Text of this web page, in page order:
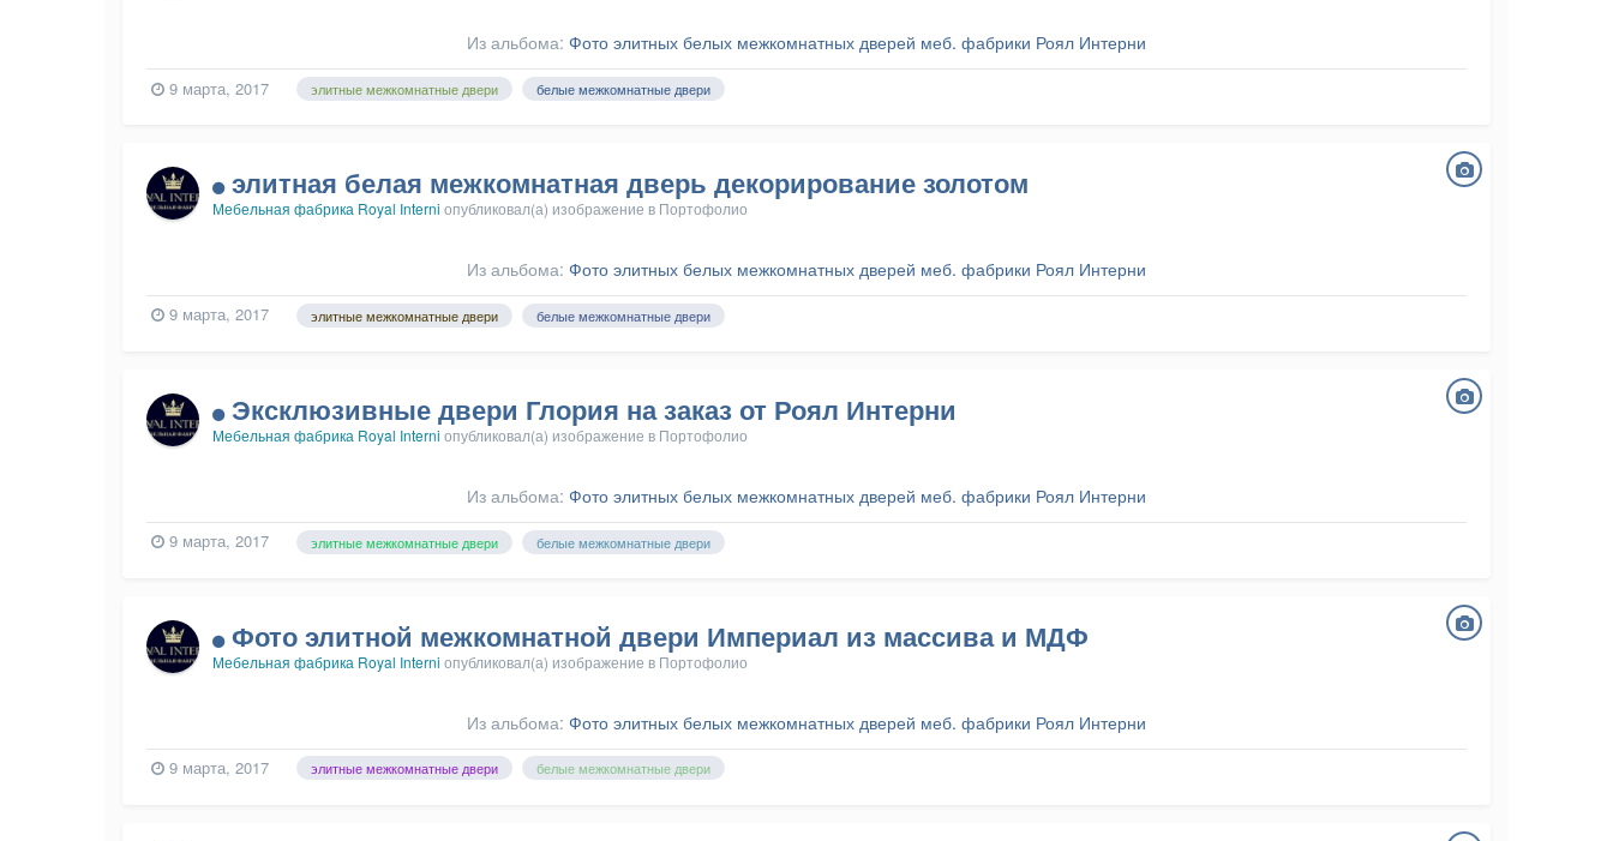
Из альбома: Фото элитных белых межкомнатных дверей меб. фабрики Роял Интерни
9 марта, 2017 элитные межкомнатные двери белые межкомнатные двери
элитная белая межкомнатная дверь декорирование золотом
Мебельная фабрика Royal Interni опубликовал(а) изображение в Портофолио
Из альбома: Фото элитных белых межкомнатных дверей меб. фабрики Роял Интерни
9 марта, 2017 элитные межкомнатные двери белые межкомнатные двери
Эксклюзивные двери Глория на заказ от Роял Интерни
Мебельная фабрика Royal Interni опубликовал(а) изображение в Портофолио
Из альбома: Фото элитных белых межкомнатных дверей меб. фабрики Роял Интерни
9 марта, 2017 элитные межкомнатные двери белые межкомнатные двери
Фото элитной межкомнатной двери Империал из массива и МДФ
Мебельная фабрика Royal Interni опубликовал(а) изображение в Портофолио
Из альбома: Фото элитных белых межкомнатных дверей меб. фабрики Роял Интерни
9 марта, 2017 элитные межкомнатные двери белые межкомнатные двери